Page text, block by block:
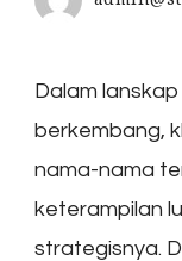
Dalam
berkembang,
nama-nama
keterampilan
strategisnya.